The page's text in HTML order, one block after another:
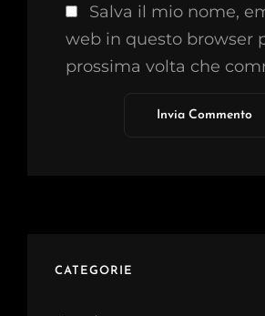
Salva il mio nome,
web in questo browser
prossima volta che
CATEGORIE